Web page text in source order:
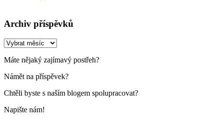
Archiv příspěvků
Archiv
Máte nějaký zajímavý postřeh?
Námět na příspěvek?
Chtěli byste s naším blogem spolupracovat?
Napište nám!